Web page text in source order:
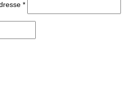
*